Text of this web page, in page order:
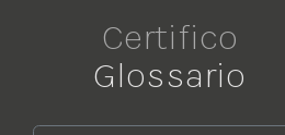
Certifico
Glossario